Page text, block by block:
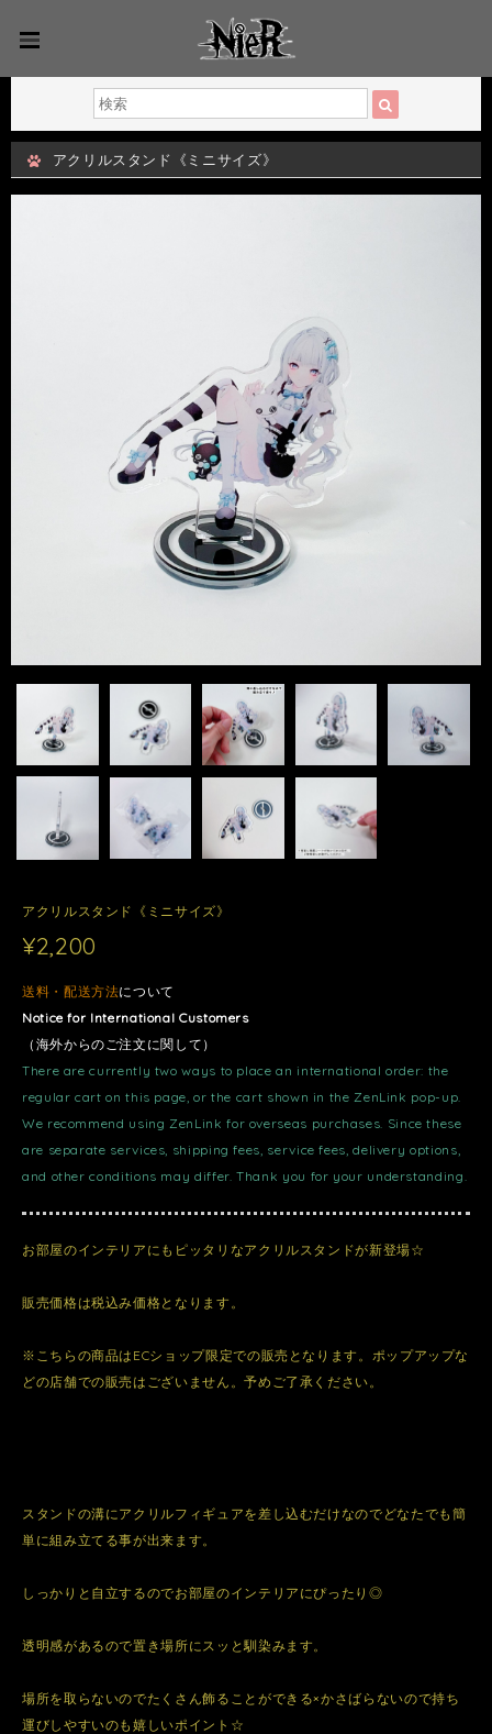
アクリルスタンド《ミニサイズ》
アクリルスタンド《ミニサイズ》
¥2,200
送料・配送方法について
Notice for International Customers
（海外からのご注文に関して）
There are currently two ways to place an international order: the
regular cart on this page, or the cart shown in the ZenLink pop-up.
We recommend using ZenLink for overseas purchases. Since these
are separate services, shipping fees, service fees, delivery options,
and other conditions may differ. Thank you for your understanding.
お部屋のインテリアにもピッタリなアクリルスタンドが新登場☆
販売価格は税込み価格となります。
※こちらの商品はECショップ限定での販売となります。ポップアップな
どの店舗での販売はございません。予めご了承ください。
スタンドの溝にアクリルフィギュアを差し込むだけなのでどなたでも簡
単に組み立てる事が出来ます。
しっかりと自立するのでお部屋のインテリアにぴったり◎
透明感があるので置き場所にスッと馴染みます。
場所を取らないのでたくさん飾ることができる×かさばらないので持ち
運びしやすいのも嬉しいポイント☆